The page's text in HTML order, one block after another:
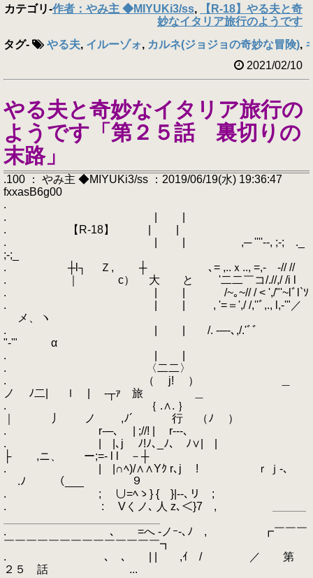
カテゴリ-作者：やみ主 ◆MIYUKi3/ss,
【R-18】やる夫と奇
妙なイタリア旅行のようです
タグ- やる夫, イルーゾォ, カルネ(ジョジョの奇妙な冒険),
2021/02/10
やる夫と奇妙なイタリア旅行の
ようです「第２５話 裏切りの
末路」
.100 ： やみ主 ◆MIYUKi3/ss ：2019/06/19(水) 19:36:47
fxxasB6g00
.
. | |
. 【R-18】 | |
. | | ,─ ''''--, ;-; ._
;-;_
. ┼l┐ Ｚ, ┼ ､= ,..ｘ.., =,‐ ‐// //
. ｜ c） 大 と '二二￣コ/.//,/ /i l
. | | /~｡~// / < ',/"'~lﾞl`ｿ
. | | , '=＝',/ /,''ﾞ,., l,-'"／
メ、ヽ
. | | /. -─-､,/.'ﾞﾞ
"‐'" α
. | |
. 〈二二〉
. （ j! ） ＿
ノ ﾉ二| ｌ | ‐┬ｧ 旅 ＿
. ｛ .∧. ｝
｜ 丿 ノ ,ﾉ´ 行 （ﾉ ）
. r-─､ | ;//! | r---､
. | |､j ゝﾉ!ﾉ､_ﾉ､ゝﾉ∨| |
├ ,ニ、 ー;=‐ l l －┼
. | |∩ﾍ)/∧∧Yｸ r､j ! ｒｊ-､
.ﾉ （___ ９
. ; ∪=ﾍゝ} { }|--､リ ;
. : Vくノ､ 人 z､＜}7 , ＿＿＿
. ､ ゝ=へ -ノｰ-､ﾉ , ┏￣￣￣
￣￣￣￣￣￣￣￣￣￣￣￣￣￣┓
. ､ ､ゝ | | ,ｲ / ／ 第
２５ 話 ...